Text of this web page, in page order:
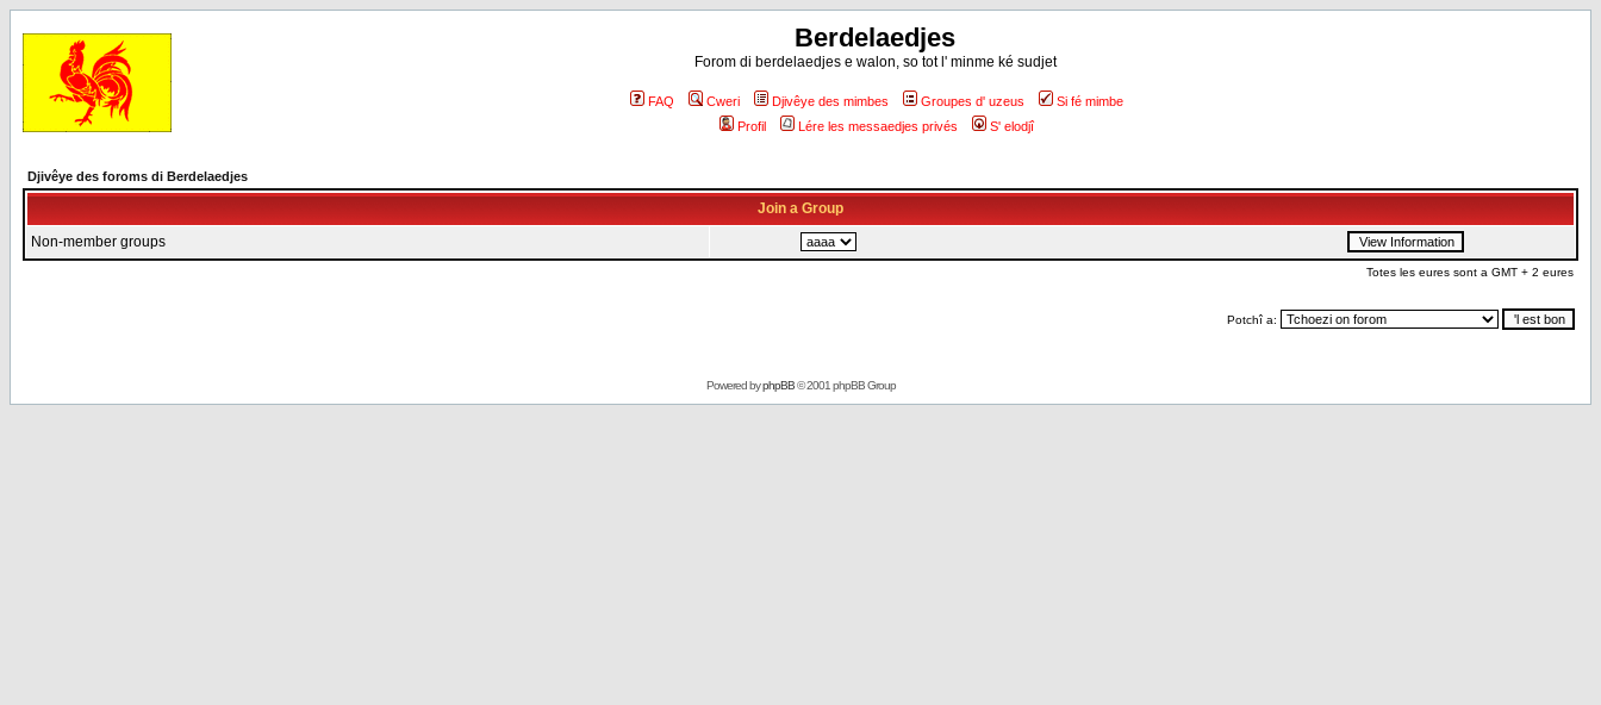
Berdelaedjes
Forom di berdelaedjes e walon, so tot l' minme ké sudjet
FAQ Cweri Djivêye des mimbes Groupes d' uzeus
Si fé mimbe
Profil
Lére les messaedjes privés S' elodjî
Djivêye des foroms di Berdelaedjes
Join a Group
Non-member groups
Totes les eures sont a GMT + 2 eures
Potchî a:
Powered byphpBB© 2001 phpBB Group